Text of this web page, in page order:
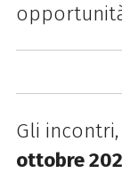
Gli
ottobre